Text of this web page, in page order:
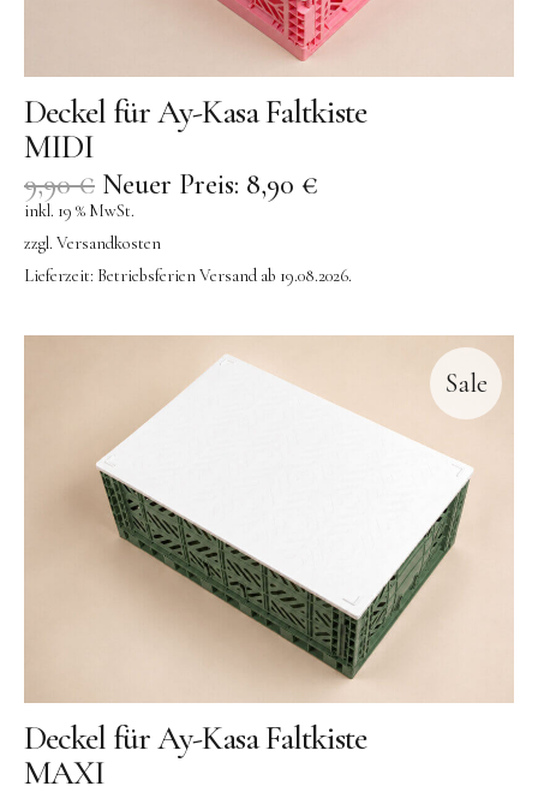
Deckel für Ay-Kasa Faltkiste
MIDI
9,90€ Neuer Preis: 8,90 €
inkl. 19 % MwSt.
zzgl. Versandkosten
Lieferzeit: Betriebsferien Versand ab 19.08.2026.
Sale
Deckel für Ay-Kasa Faltkiste
MAXI